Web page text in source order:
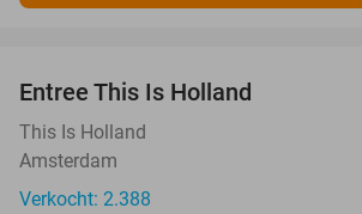
Entree This Is Holland
This Is Holland
Amsterdam
Verkocht: 2.388